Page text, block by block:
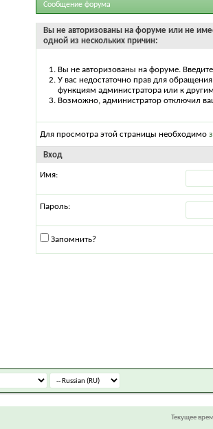
Сообщение форума
Вы не авторизованы на форуме или не
одной из нескольких причин:
Вы не авторизованы на форуме.
У вас недостаточно прав для
функциям администратора или к
Возможно, администратор отключил
Для просмотра этой страницы необходимо
Вход
Имя:
Пароль:
Запомнить?
Текущее